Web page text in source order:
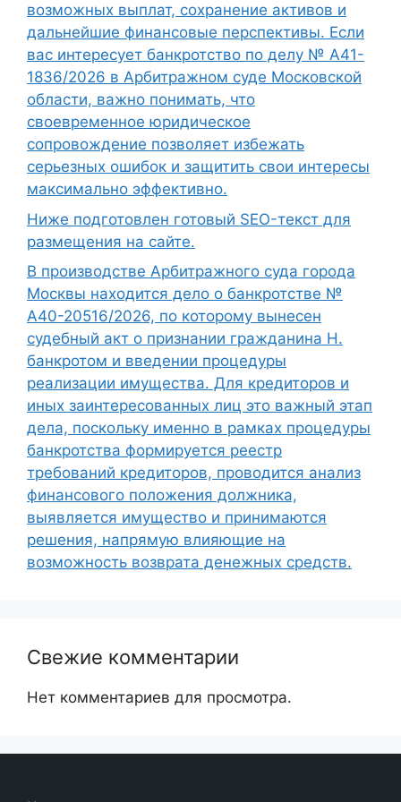
возможных выплат, сохранение активов и
дальнейшие финансовые перспективы. Если
вас интересует банкротство по делу № А41-
1836/2026 в Арбитражном суде Московской
области, важно понимать, что
своевременное юридическое
сопровождение позволяет избежать
серьезных ошибок и защитить свои интересы
максимально эффективно.
Ниже подготовлен готовый SEO-текст для
размещения на сайте.
В производстве Арбитражного суда города
Москвы находится дело о банкротстве №
А40-20516/2026, по которому вынесен
судебный акт о признании гражданина Н.
банкротом и введении процедуры
реализации имущества. Для кредиторов и
иных заинтересованных лиц это важный этап
дела, поскольку именно в рамках процедуры
банкротства формируется реестр
требований кредиторов, проводится анализ
финансового положения должника,
выявляется имущество и принимаются
решения, напрямую влияющие на
возможность возврата денежных средств.
Свежие комментарии
Нет комментариев для просмотра.